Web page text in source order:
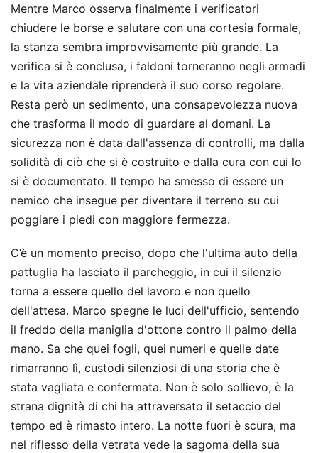
Mentre Marco osserva finalmente i verificatori
chiudere le borse e salutare con una cortesia formale,
la stanza sembra improvvisamente più grande. La
verifica si è conclusa, i faldoni torneranno negli armadi
e la vita aziendale riprenderà il suo corso regolare.
Resta però un sedimento, una consapevolezza nuova
che trasforma il modo di guardare al domani. La
sicurezza non è data dall'assenza di controlli, ma dalla
solidità di ciò che si è costruito e dalla cura con cui lo
si è documentato. Il tempo ha smesso di essere un
nemico che insegue per diventare il terreno su cui
poggiare i piedi con maggiore fermezza.
C’è un momento preciso, dopo che l'ultima auto della
pattuglia ha lasciato il parcheggio, in cui il silenzio
torna a essere quello del lavoro e non quello
dell'attesa. Marco spegne le luci dell'ufficio, sentendo
il freddo della maniglia d'ottone contro il palmo della
mano. Sa che quei fogli, quei numeri e quelle date
rimarranno lì, custodi silenziosi di una storia che è
stata vagliata e confermata. Non è solo sollievo; è la
strana dignità di chi ha attraversato il setaccio del
tempo ed è rimasto intero. La notte fuori è scura, ma
nel riflesso della vetrata vede la sagoma della sua